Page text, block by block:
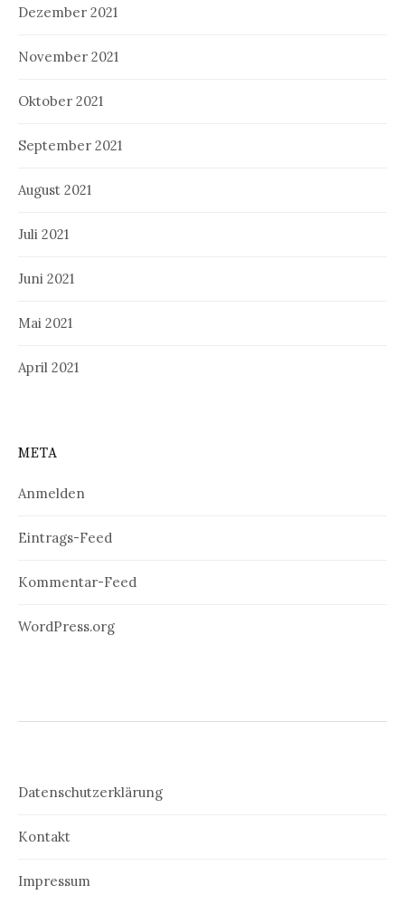
Dezember 2021
November 2021
Oktober 2021
September 2021
August 2021
Juli 2021
Juni 2021
Mai 2021
April 2021
META
Anmelden
Eintrags-Feed
Kommentar-Feed
WordPress.org
Datenschutzerklärung
Kontakt
Impressum